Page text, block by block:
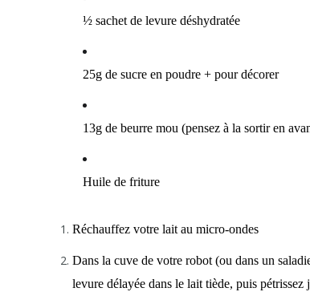
½ sachet de levure déshydratée
25g de sucre en poudre + pour décorer
13g de beurre mou (pensez à la sortir en
Huile de friture
Réchauffez votre lait au micro-ondes
Dans la cuve de votre robot (ou dans un
levure délayée dans le lait tiède, puis pétrissez